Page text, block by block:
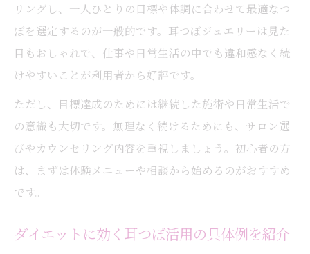
耳つぼ施術の流れと注意点を詳しく紹介
耳つぼが目標達成に役立つ理由とは何か
耳つぼが持つ目標達成へのメカニズム
耳つぼジュエリーで継続できる理由を解説
自律神経バランスを整える耳つぼの役割
大阪で耳つぼが注目される背景と現状
耳つぼ施術の体感効果と口コミをチェック
リングし、一人ひとりの目標や体調に合わせて最適なつ
ぼを選定するのが一般的です。耳つぼジュエリーは見た
目もおしゃれで、仕事や日常生活の中でも違和感なく続
けやすいことが利用者から好評です。
ただし、目標達成のためには継続した施術や日常生活で
の意識も大切です。無理なく続けるためにも、サロン選
びやカウンセリング内容を重視しましょう。初心者の方
は、まずは体験メニューや相談から始めるのがおすすめ
です。
ダイエットに効く耳つぼ活用の具体例を紹介